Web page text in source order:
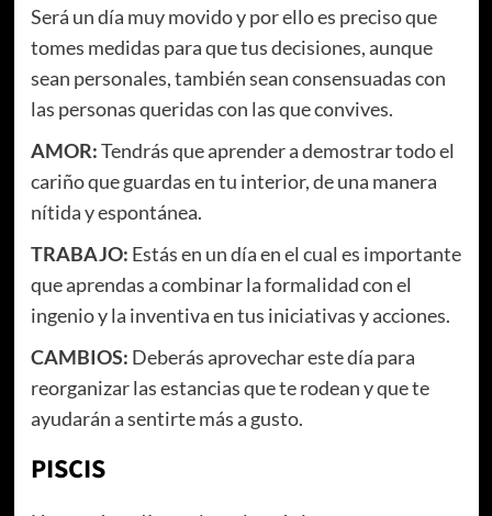
Será un día muy movido y por ello es preciso que
tomes medidas para que tus decisiones, aunque
sean personales, también sean consensuadas con
las personas queridas con las que convives.
AMOR:Tendrás que aprender a demostrar todo el
cariño que guardas en tu interior, de una manera
nítida y espontánea.
TRABAJO: Estás en un día en el cual es importante
que aprendas a combinar la formalidad con el
ingenio y la inventiva en tus iniciativas y acciones.
CAMBIOS: Deberás aprovechar este día para
reorganizar las estancias que te rodean y que te
ayudarán a sentirte más a gusto.
PISCIS